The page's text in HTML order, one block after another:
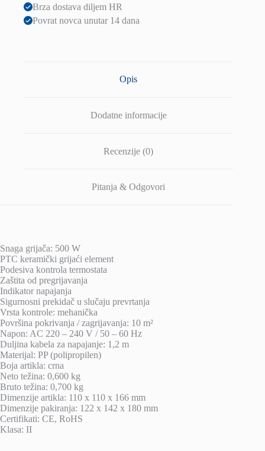
Brza dostava diljem HR
Povrat novca unutar 14 dana
Opis
Dodatne informacije
Recenzije (0)
Pitanja & Odgovori
Snaga grijača: 500 W
PTC keramički grijaći element
Podesiva kontrola termostata
Zaštita od pregrijavanja
Indikator napajanja
Sigurnosni prekidač u slučaju prevrtanja
Vrsta kontrole: mehanička
Površina pokrivanja / zagrijavanja: 10 m²
Napon: AC 220 – 240 V / 50 – 60 Hz
Duljina kabela za napajanje: 1,2 m
Materijal: PP (polipropilen)
Boja artikla: crna
Neto težina: 0,600 kg
Bruto težina: 0,700 kg
Dimenzije artikla: 110 x 110 x 166 mm
Dimenzije pakiranja: 122 x 142 x 180 mm
Certifikati: CE, RoHS
Klasa: II